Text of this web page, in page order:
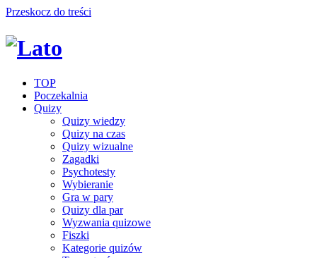
Przeskocz do treści
TOP
Poczekalnia
Quizy
Quizy wiedzy
Quizy na czas
Quizy wizualne
Zagadki
Psychotesty
Wybieranie
Gra w pary
Quizy dla par
Wyzwania quizowe
Fiszki
Kategorie quizów